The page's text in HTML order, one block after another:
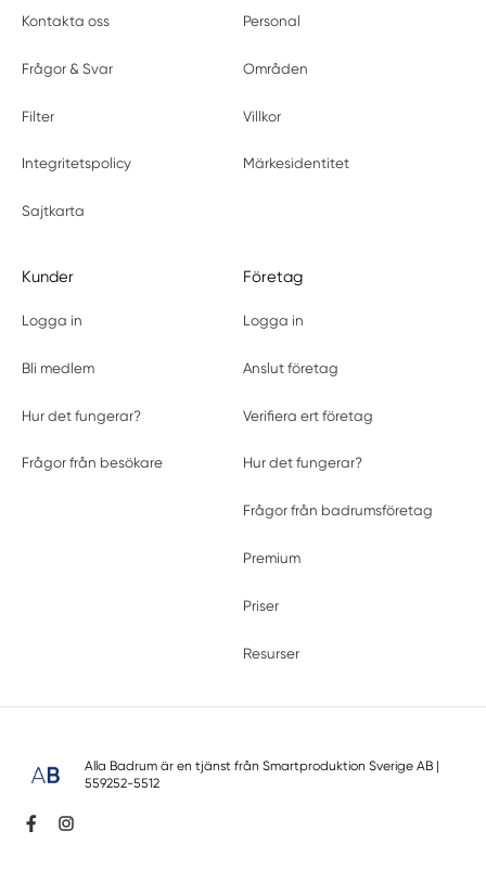
Kontakta oss Personal
Frågor & Svar Områden
Filter Villkor
Integritetspolicy Märkesidentitet
Sajtkarta
Kunder
Logga in
Bli medlem
Hur det fungerar?
Frågor från besökare
Företag
Logga in
Anslut företag
Verifiera ert företag
Hur det fungerar?
Frågor från badrumsföretag
Premium
Priser
Resurser
Alla Badrum är en tjänst från Smartproduktion Sverige AB|
559252-5512